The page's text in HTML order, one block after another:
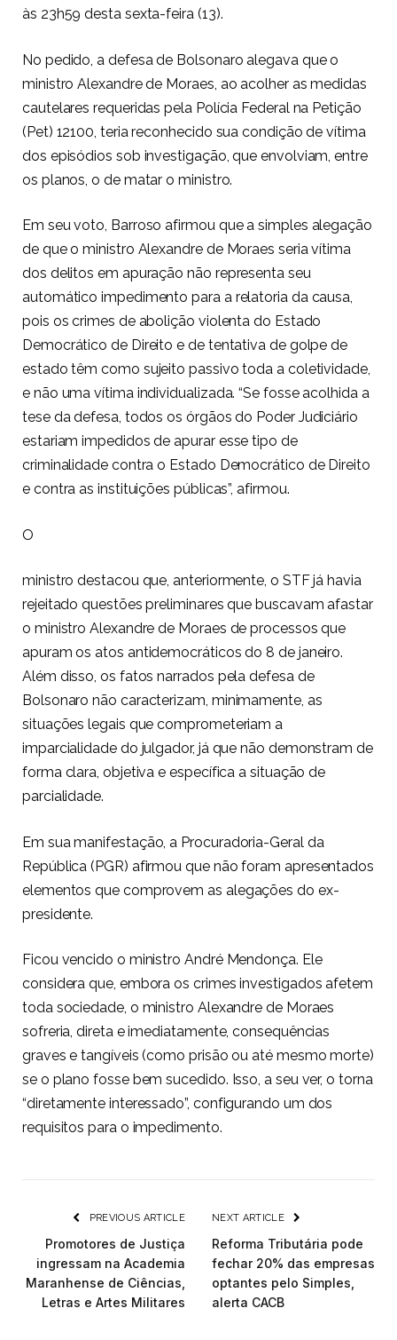
às 23h59 desta sexta-feira (13).
No pedido, a defesa de Bolsonaro alegava que o
ministro Alexandre de Moraes, ao acolher as medidas
cautelares requeridas pela Polícia Federal na Petição
(Pet) 12100, teria reconhecido sua condição de vítima
dos episódios sob investigação, que envolviam, entre
os planos, o de matar o ministro.
Em seu voto, Barroso afirmou que a simples alegação
de que o ministro Alexandre de Moraes seria vítima
dos delitos em apuração não representa seu
automático impedimento para a relatoria da causa,
pois os crimes de abolição violenta do Estado
Democrático de Direito e de tentativa de golpe de
estado têm como sujeito passivo toda a coletividade,
e não uma vítima individualizada. “Se fosse acolhida a
tese da defesa, todos os órgãos do Poder Judiciário
estariam impedidos de apurar esse tipo de
criminalidade contra o Estado Democrático de Direito
e contra as instituições públicas”, afirmou.
O
ministro destacou que, anteriormente, o STF já havia
rejeitado questões preliminares que buscavam afastar
o ministro Alexandre de Moraes de processos que
apuram os atos antidemocráticos do 8 de janeiro.
Além disso, os fatos narrados pela defesa de
Bolsonaro não caracterizam, minimamente, as
situações legais que comprometeriam a
imparcialidade do julgador, já que não demonstram de
forma clara, objetiva e específica a situação de
parcialidade.
Em sua manifestação, a Procuradoria-Geral da
República (PGR) afirmou que não foram apresentados
elementos que comprovem as alegações do ex-
presidente.
Ficou vencido o ministro André Mendonça. Ele
considera que, embora os crimes investigados afetem
toda sociedade, o ministro Alexandre de Moraes
sofreria, direta e imediatamente, consequências
graves e tangíveis (como prisão ou até mesmo morte)
se o plano fosse bem sucedido. Isso, a seu ver, o torna
“diretamente interessado”, configurando um dos
requisitos para o impedimento.
PREVIOUS ARTICLE
Promotores de Justiça
ingressam na Academia
Maranhense de Ciências,
Letras e Artes Militares
NEXT ARTICLE
Reforma Tributária pode
fechar 20% das empresas
optantes pelo Simples,
alerta CACB